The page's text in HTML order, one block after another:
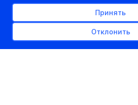
Принять
Отклонить